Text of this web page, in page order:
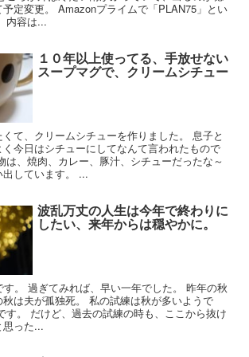
定変更。 Amazonプライムで「PLAN75」とい
内容は...
１０年以上使ってる、手放せない
スープマグで、クリームシチュー
て、クリームシチューを作りました。 息子と
今日はシチューにしてなんて言われたもので
は、焼肉、カレー、豚汁、シチューだったな～
しています。 ...
波乱万丈の人生は今年で終わりに
したい、来年からは穏やかに。
。 過ぎてみれば、早い一年でした。 昨年の秋
は夫が孤独死。 私の試練は秋が多いようで
す。 だけど、過去の試練の時も、ここから抜け
思った...